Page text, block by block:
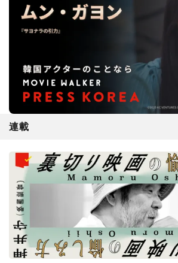
連載